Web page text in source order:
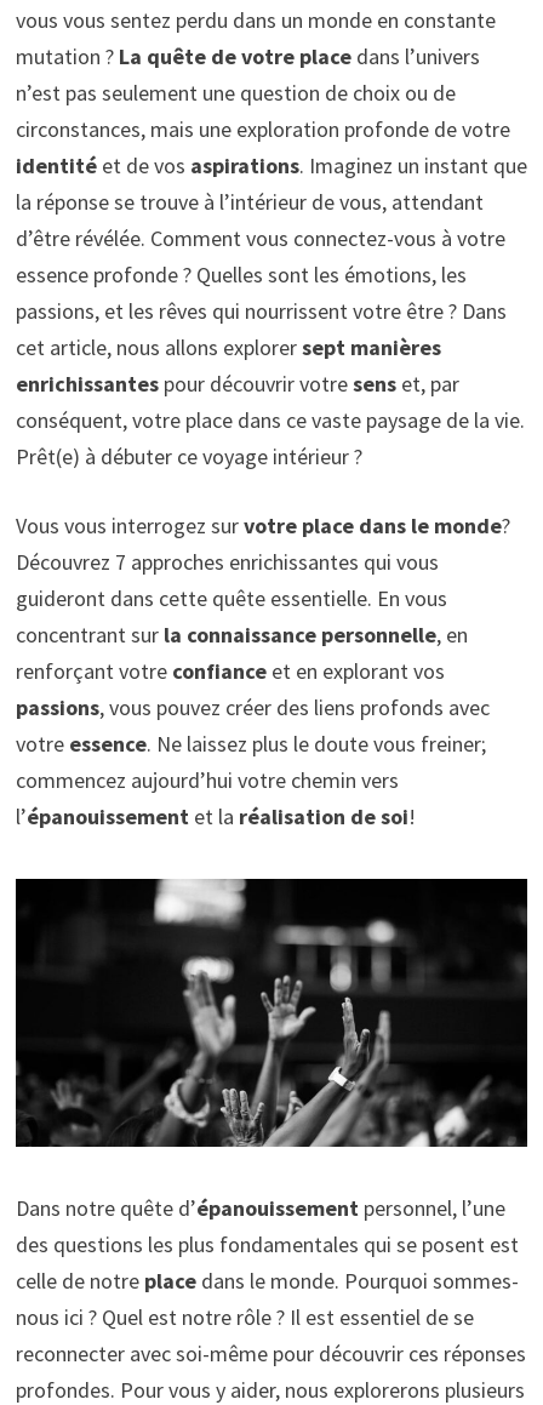
vous vous sentez perdu dans un monde en constante
mutation ? La quête de votre placedans l’univers
n’est pas seulement une question de choix ou de
circonstances, mais une exploration profonde de votre
identitéet de vos aspirations. Imaginez un instant que
la réponse se trouve à l’intérieur de vous, attendant
d’être révélée. Comment vous connectez-vous à votre
essence profonde ? Quelles sont les émotions, les
passions, et les rêves qui nourrissent votre être ? Dans
cet article, nous allons explorersept manières
enrichissantespour découvrir votresenset, par
conséquent, votre place dans ce vaste paysage de la vie.
Prêt(e) à débuter ce voyage intérieur ?
Vous vous interrogez survotre place dans le monde?
Découvrez 7 approches enrichissantes qui vous
guideront dans cette quête essentielle. En vous
concentrant sur la connaissance personnelle, en
renforçant votre confianceet en explorant vos
passions, vous pouvez créer des liens profonds avec
votre essence. Ne laissez plus le doute vous freiner;
commencez aujourd’hui votre chemin vers
l’épanouissementet la réalisation de soi!
Dans notre quête d’épanouissementpersonnel, l’une
des questions les plus fondamentales qui se posent est
celle de notre placedans le monde. Pourquoi sommes-
nous ici ? Quel est notre rôle ? Il est essentiel de se
reconnecter avec soi-même pour découvrir ces réponses
profondes. Pour vous y aider, nous explorerons plusieurs